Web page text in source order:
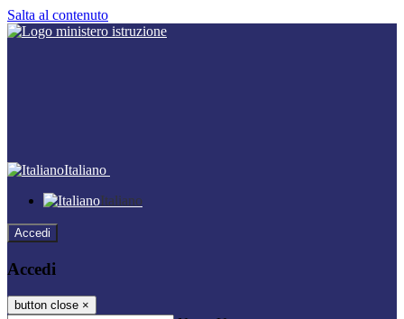
Salta al contenuto
Italiano
Italiano
Accedi
Accedi
button close ×